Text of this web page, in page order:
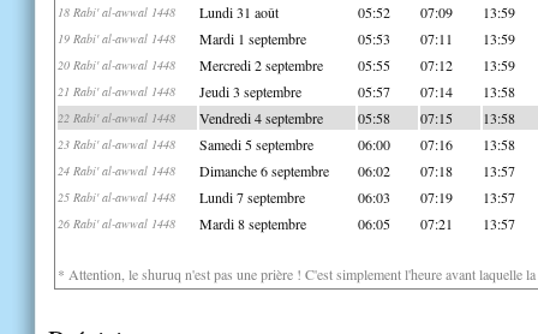
18 Rabi' al-awwal 1448 Lundi 31 août 05:52 07:09 13:59
19 Rabi' al-awwal 1448 Mardi 1 septembre 05:53 07:11 13:59
20 Rabi' al-awwal 1448 Mercredi 2 septembre 05:55 07:12 13:59
21 Rabi' al-awwal 1448 Jeudi 3 septembre 05:57 07:14 13:58
22 Rabi' al-awwal 1448 Vendredi 4 septembre 05:58 07:15 13:58
23 Rabi' al-awwal 1448 Samedi 5 septembre 06:00 07:16 13:58
24 Rabi' al-awwal 1448 Dimanche 6 septembre 06:02 07:18 13:57
25 Rabi' al-awwal 1448 Lundi 7 septembre 06:03 07:19 13:57
26 Rabi' al-awwal 1448 Mardi 8 septembre 06:05 07:21 13:57
* Attention, le shuruq n'est pas une prière ! C'est simplement l'heure avant laquelle